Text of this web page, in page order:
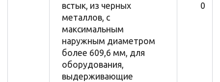
встык, из черных
металлов, с
максимальным
наружным диаметром
более 609,6 мм, для
оборудования,
выдерживающие
0